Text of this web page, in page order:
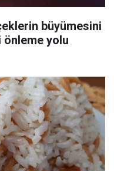
büyümesini
yolu